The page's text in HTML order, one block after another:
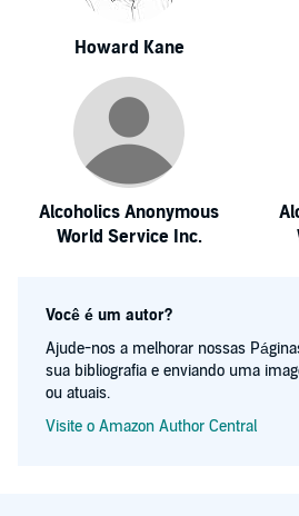
Howard Kane
Alcoholics Anonymous
World Service Inc.
Você é um autor?
Ajude-nos a melhorar nossas
sua bibliografia e enviando uma
ou atuais.
Visite o Amazon Author Central